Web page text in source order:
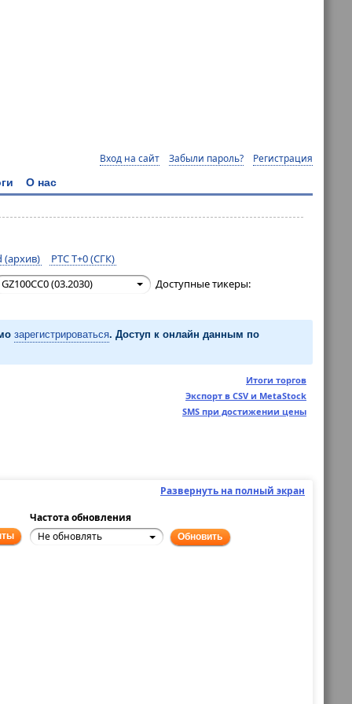
Вход на сайт Забыли пароль? Регистрация
О нас
(архив)
РТС T+0 (СГК)
GZ100CC0 (03.2030)
Доступные тикеры:
зарегистрироваться. Доступ к онлайн данным по
Итоги торгов
Экспорт в CSV и MetaStock
SMS при достижении цены
Развернуть на полный экран
Частота обновления
Не обновлять Обновить